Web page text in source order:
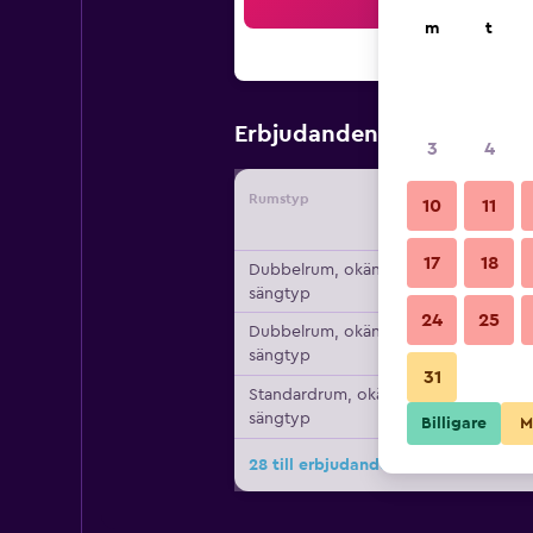
Erbjudanden från
Rumstyp
Dubbelrum, okänd
sängtyp
Dubbelrum, okänd
sängtyp
Standardrum, okänd
sängtyp
28 till erbjudanden för Grifo Hotel
m t
3 4
10 11
17 18
24 25
31
Billigare